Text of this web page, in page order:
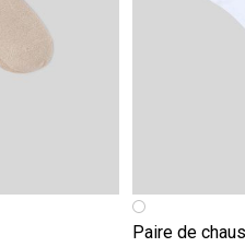
Image
Image